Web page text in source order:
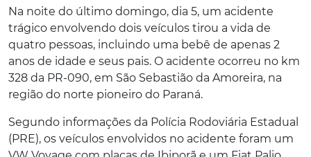
Na noite do último domingo, dia 5, um acidente
trágico envolvendo dois veículos tirou a vida de
quatro pessoas, incluindo uma bebê de apenas 2
anos de idade e seus pais. O acidente ocorreu no km
328 da PR-090, em São Sebastião da Amoreira, na
região do norte pioneiro do Paraná.
Segundo informações da Polícia Rodoviária Estadual
(PRE), os veículos envolvidos no acidente foram um